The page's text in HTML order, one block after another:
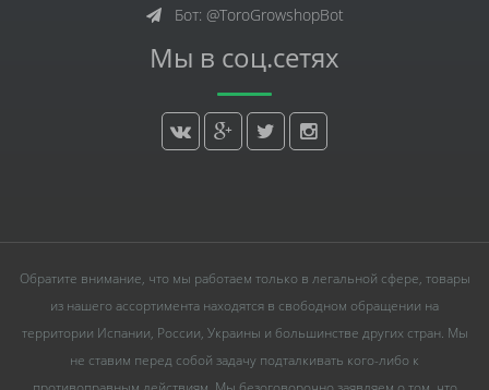
Бот: @ToroGrowshopBot
Мы в соц.сетях
Обратите внимание, что мы работаем только в легальной сфере, товары
из нашего ассортимента находятся в свободном обращении на
территории Испании, России, Украины и большинстве других стран. Мы
не ставим перед собой задачу подталкивать кого-либо к